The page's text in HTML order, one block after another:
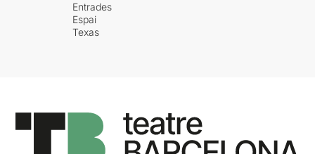
Entrades
Espai
Texas